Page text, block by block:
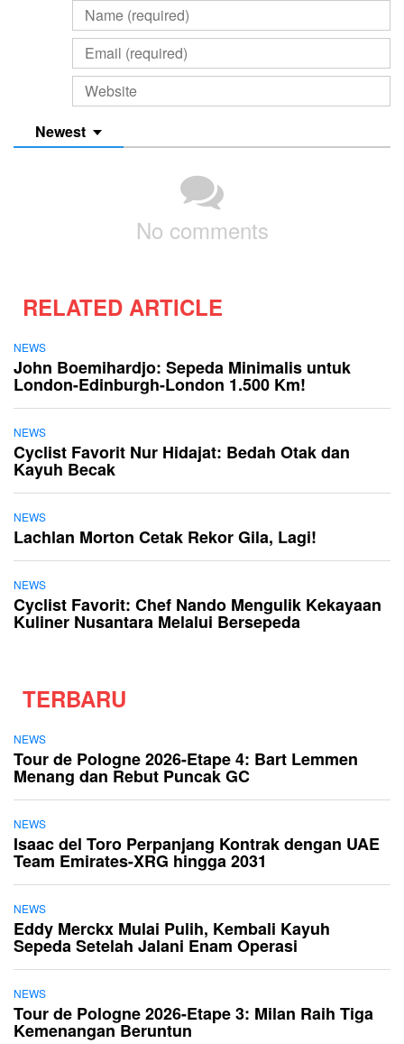
Newest
No comments
RELATED ARTICLE
NEWS
John Boemihardjo: Sepeda Minimalis untuk
London-Edinburgh-London 1.500 Km!
NEWS
Cyclist Favorit Nur Hidajat: Bedah Otak dan
Kayuh Becak
NEWS
Lachlan Morton Cetak Rekor Gila, Lagi!
NEWS
Cyclist Favorit: Chef Nando Mengulik Kekayaan
Kuliner Nusantara Melalui Bersepeda
TERBARU
NEWS
Tour de Pologne 2026-Etape 4: Bart Lemmen
Menang dan Rebut Puncak GC
NEWS
Isaac del Toro Perpanjang Kontrak dengan UAE
Team Emirates-XRG hingga 2031
NEWS
Eddy Merckx Mulai Pulih, Kembali Kayuh
Sepeda Setelah Jalani Enam Operasi
NEWS
Tour de Pologne 2026-Etape 3: Milan Raih Tiga
Kemenangan Beruntun